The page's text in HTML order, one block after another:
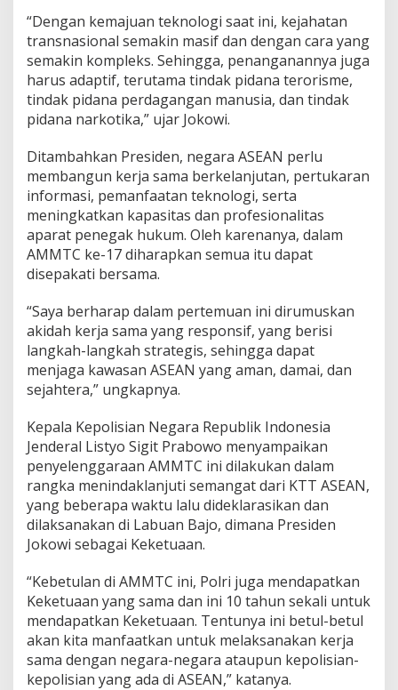
J
a
g
a
K
a
w
s
a
n
D
a
r
i
K
e
a
h
t
a
n
r
n
s
n
a
s
o
a
l
“Dengan kemajuan teknologi saat ini, kejahatan
transnasional semakin masif dan dengan cara yang
semakin kompleks. Sehingga, penanganannya juga
harus adaptif, terutama tindak pidana terorisme,
tindak pidana perdagangan manusia, dan tindak
pidana narkotika,” ujar Jokowi.
Ditambahkan Presiden, negara ASEAN perlu
membangun kerja sama berkelanjutan, pertukaran
informasi, pemanfaatan teknologi, serta
meningkatkan kapasitas dan profesionalitas
aparat penegak hukum. Oleh karenanya, dalam
AMMTC ke-17 diharapkan semua itu dapat
disepakati bersama.
“Saya berharap dalam pertemuan ini dirumuskan
akidah kerja sama yang responsif, yang berisi
langkah-langkah strategis, sehingga dapat
menjaga kawasan ASEAN yang aman, damai, dan
sejahtera,” ungkapnya.
Kepala Kepolisian Negara Republik Indonesia
Jenderal Listyo Sigit Prabowo menyampaikan
penyelenggaraan AMMTC ini dilakukan dalam
rangka menindaklanjuti semangat dari KTT ASEAN,
yang beberapa waktu lalu dideklarasikan dan
dilaksanakan di Labuan Bajo, dimana Presiden
Jokowi sebagai Keketuaan.
“Kebetulan di AMMTC ini, Polri juga mendapatkan
Keketuaan yang sama dan ini 10 tahun sekali untuk
mendapatkan Keketuaan. Tentunya ini betul-betul
akan kita manfaatkan untuk melaksanakan kerja
sama dengan negara-negara ataupun kepolisian-
kepolisian yang ada di ASEAN,” katanya.